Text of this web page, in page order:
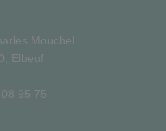
Mouchel
Elbeuf
95 75